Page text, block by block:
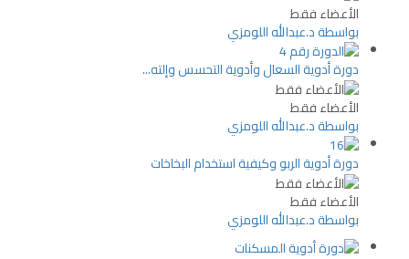
الأعضاء فقط
بواسطة د.عبدالله اللومزي
دورة أدوية السعال وأدوية التحسس وإلته...
الأعضاء فقط
بواسطة د.عبدالله اللومزي
دورة أدوية الربو وكيفية استخدام البخاخات
الأعضاء فقط
بواسطة د.عبدالله اللومزي